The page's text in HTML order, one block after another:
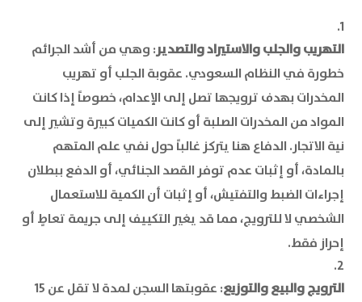
التهريب والجلب والاستيراد والتصدير: وهي من أشد الجرائم
خطورة في النظام السعودي. عقوبة الجلب أو تهريب
المخدرات بهدف ترويجها تصل إلى الإعدام، خصوصاً إذا كانت
المواد من المخدرات الصلبة أو كانت الكميات كبيرة وتشير إلى
نية الاتجار. الدفاع هنا يتركز غالباً حول نفي علم المتهم
بالمادة، أو إثبات عدم توفر القصد الجنائي، أو الدفع ببطلان
إجراءات الضبط والتفتيش، أو إثبات أن الكمية للاستعمال
الشخصي لا للترويج، مما قد يغير التكييف إلى جريمة تعاطٍ أو
إحراز فقط.
الترويج والبيع والتوزيع
: عقوبتها السجن لمدة لا تقل عن 15